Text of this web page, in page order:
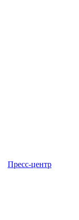
Пресс-центр